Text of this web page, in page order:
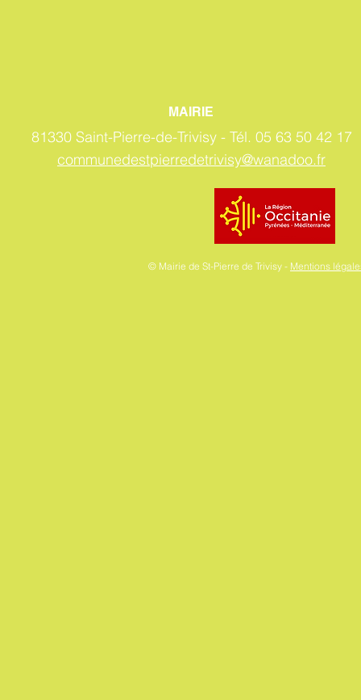
MAIRIE
81330 Saint-Pierre-de-Trivisy - Tél. 05 63 50 42 17
communedestpierredetrivisy@wanadoo.fr
© Mairie de St-Pierre de Trivisy - Mentions